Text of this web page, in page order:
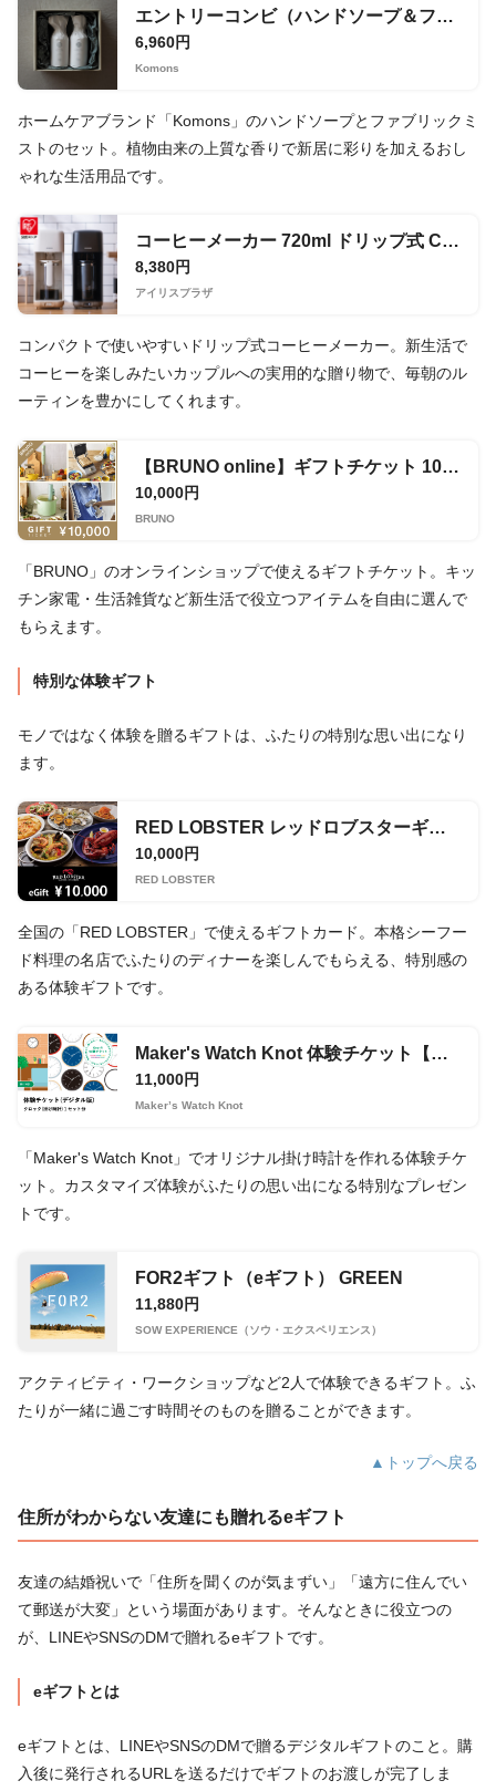
エントリーコンビ（ハンドソープ＆ファブリックミスト）
6,960円
Komons
ホームケアブランド「Komons」のハンドソープとファブリックミ
ストのセット。植物由来の上質な香りで新居に彩りを加えるおし
ゃれな生活用品です。
コーヒーメーカー 720ml ドリップ式 CMS-0800-C
8,380円
アイリスプラザ
コンパクトで使いやすいドリップ式コーヒーメーカー。新生活で
コーヒーを楽しみたいカップルへの実用的な贈り物で、毎朝のル
ーティンを豊かにしてくれます。
【BRUNO online】ギフトチケット 10,000円
10,000円
BRUNO
「BRUNO」のオンラインショップで使えるギフトチケット。キッ
チン家電・生活雑貨など新生活で役立つアイテムを自由に選んで
もらえます。
特別な体験ギフト
モノではなく体験を贈るギフトは、ふたりの特別な思い出になり
ます。
RED LOBSTER レッドロブスターギフトカード 10,000円券
10,000円
RED LOBSTER
全国の「RED LOBSTER」で使えるギフトカード。本格シーフー
ド料理の名店でふたりのディナーを楽しんでもらえる、特別感の
ある体験ギフトです。
Maker's Watch Knot 体験チケット【クロック】(デジタル版)
11,000円
Maker’s Watch Knot
「Maker's Watch Knot」でオリジナル掛け時計を作れる体験チケ
ット。カスタマイズ体験がふたりの思い出になる特別なプレゼン
トです。
FOR2ギフト（eギフト） GREEN
11,880円
SOW EXPERIENCE（ソウ・エクスペリエンス）
アクティビティ・ワークショップなど2人で体験できるギフト。ふ
たりが一緒に過ごす時間そのものを贈ることができます。
▲トップへ戻る
住所がわからない友達にも贈れるeギフト
友達の結婚祝いで「住所を聞くのが気まずい」「遠方に住んでい
て郵送が大変」という場面があります。そんなときに役立つの
が、LINEやSNSのDMで贈れるeギフトです。
eギフトとは
eギフトとは、LINEやSNSのDMで贈るデジタルギフトのこと。購
入後に発行されるURLを送るだけでギフトのお渡しが完了しま